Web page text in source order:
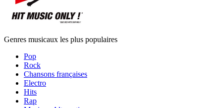
Genres musicaux les plus populaires
Pop
Rock
Chansons françaises
Electro
Hits
Rap